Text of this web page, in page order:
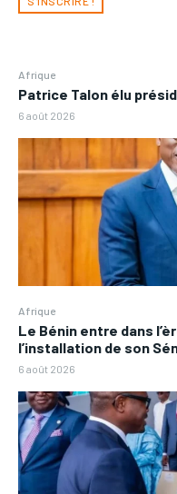
Afrique
Patrice Talon élu
6 août 2026
Afrique
Le Bénin entre dans
l’installation de son
6 août 2026